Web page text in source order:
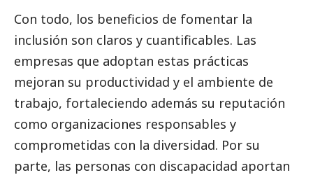
Con todo, los beneficios de fomentar la
inclusión son claros y cuantificables. Las
empresas que adoptan estas prácticas
mejoran su productividad y el ambiente de
trabajo, fortaleciendo además su reputación
como organizaciones responsables y
comprometidas con la diversidad. Por su
parte, las personas con discapacidad aportan